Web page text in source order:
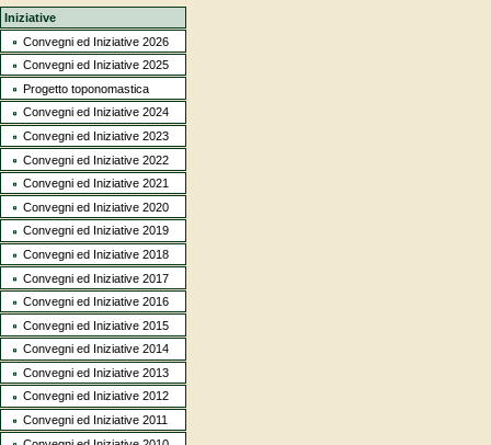
Iniziative
Convegni ed Iniziative 2026
Convegni ed Iniziative 2025
Progetto toponomastica
Convegni ed Iniziative 2024
Convegni ed Iniziative 2023
Convegni ed Iniziative 2022
Convegni ed Iniziative 2021
Convegni ed Iniziative 2020
Convegni ed Iniziative 2019
Convegni ed Iniziative 2018
Convegni ed Iniziative 2017
Convegni ed Iniziative 2016
Convegni ed Iniziative 2015
Convegni ed Iniziative 2014
Convegni ed Iniziative 2013
Convegni ed Iniziative 2012
Convegni ed Iniziative 2011